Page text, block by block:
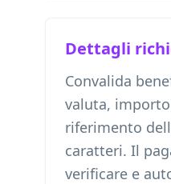
Dettagli
Convalida
valuta,
riferimento
caratteri. Il
verificare e